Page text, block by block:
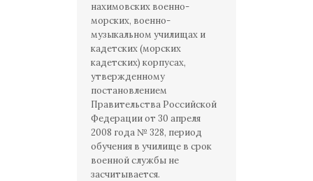
нахимовских военно-
морских, военно-
музыкальном училищах и
кадетских (морских
кадетских) корпусах,
утвержденному
постановлением
Правительства Российской
Федерации от 30 апреля
2008 года № 328, период
обучения в училище в срок
военной службы не
засчитывается.